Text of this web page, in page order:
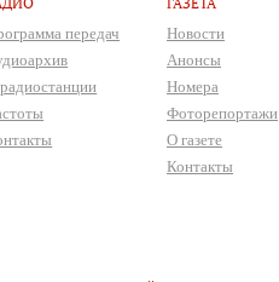
передач
Новости
Анонсы
Номера
Фоторепортажи
О газете
Контакты